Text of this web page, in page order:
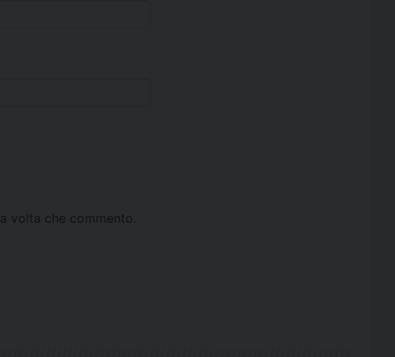
volta che commento.